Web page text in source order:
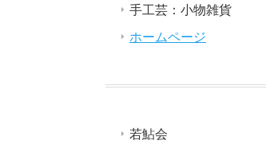
手工芸：小物雑貨
ホームページ
若鮎会